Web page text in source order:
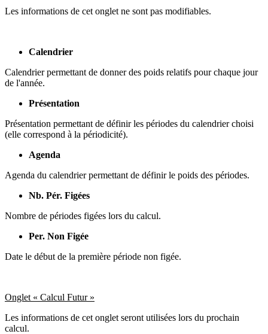
Les informations de cet onglet ne sont pas modifiables.
Calendrier
Calendrier permettant de donner des poids relatifs pour chaque jour
de l'année.
Présentation
Présentation permettant de définir les périodes du calendrier choisi
(elle correspond à la périodicité).
Agenda
Agenda du calendrier permettant de définir le poids des périodes.
Nb. Pér. Figées
Nombre de périodes figées lors du calcul.
Per. Non Figée
Date le début de la première période non figée.
Onglet « Calcul Futur »
Les informations de cet onglet seront utilisées lors du prochain
calcul.